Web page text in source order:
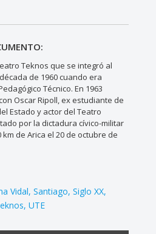
Teknos que se integró al
de 1960 cuando era
Técnico. En 1963
Oscar Ripoll, ex estudiante de
Estado y actor del Teatro
por la dictadura cívico-militar
km de Arica el 20 de octubre de
Vidal Santiago Siglo XX
UTE